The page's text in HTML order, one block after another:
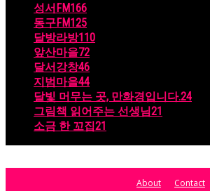
성서FM166
동구FM125
달방라방110
앞산마을72
달서강창46
지범마을44
달빛 머무는 곳, 만화경입니다.24
그림책 읽어주는 선생님21
소금 한 꼬집21
About
Contact